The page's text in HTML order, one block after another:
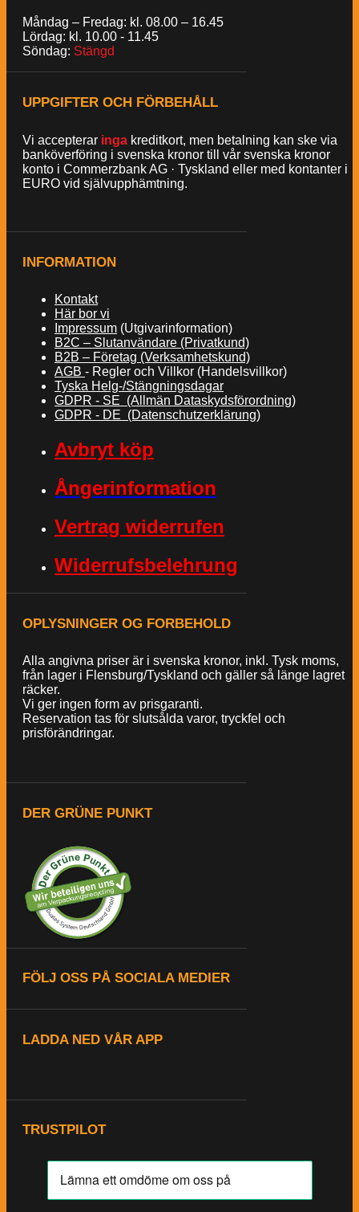
Måndag – Fredag: kl. 08.00 – 16.45
Lördag: kl. 10.00 - 11.45
Söndag: Stängd
UPPGIFTER OCH FÖRBEHÅLL
Vi accepterar inga kreditkort, men betalning kan ske via
banköverföring i svenska kronor till vår svenska kronor
konto i Commerzbank AG · Tyskland eller med kontanter i
EURO vid självupphämtning.
INFORMATION
Kontakt
Här bor vi
Impressum (Utgivarinformation)
B2C – Slutanvändare (Privatkund)
B2B – Företag (Verksamhetskund)
AGB - Regler och Villkor (Handelsvillkor)
Tyska Helg-/Stängningsdagar
GDPR - SE (Allmän Dataskydsförordning)
GDPR - DE (Datenschutzerklärung)
Avbryt köp
Ångerinformation
Vertrag widerrufen
Widerrufsbelehrung
OPLYSNINGER OG FORBEHOLD
Alla angivna priser är i svenska kronor, inkl. Tysk moms,
från lager i Flensburg/Tyskland och gäller så länge lagret
räcker.
Vi ger ingen form av prisgaranti.
Reservation tas för slutsålda varor, tryckfel och
prisförändringar.
DER GRÜNE PUNKT
FÖLJ OSS PÅ SOCIALA MEDIER
LADDA NED VÅR APP
TRUSTPILOT